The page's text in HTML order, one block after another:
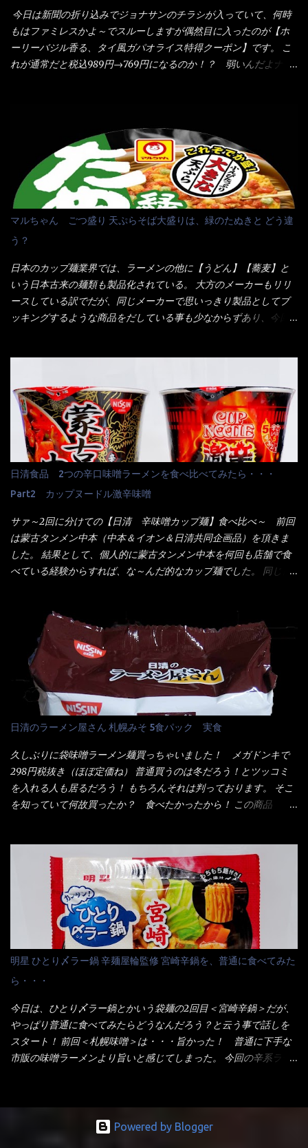
全体に馴染ませるために、箸で麺と具を持ち上げて・・・ ええや
ないかぁ～ モヤシが黒豆モヤシだから細身で熱を加えてもへた
りづらい！（緑豆モヤシだと太くて熱加えるとダラーっとなるん
だよ） それに細ストレート麺とモヤシが良いバランスで・・・
韮の緑と卵の黄色も相まって・・・映える...
みたら、これが凄くうまくすくえるんだよねぇ～（このスプーン
当たりだね） 今回新作のグラタンを頂きましたが、まずまずの美
味しさとダイソーのカレースプーンの。すくい上げ力の良さを再
度認識できました。
今日は新聞の折り込みでジョナサンのチラシが入っていて、何時
もはファミレスかよ～でスルーしますが偶然目に入ったのが【ホ
ーリーバジル香る、タイ風ガパオライス特得クーポン】です。 こ
れが通常だと税込989円→769円になるのか！？ 弱いんだよナァ
に行っても同じメニュー同じ味のファミレスには行きません。 最
近は、ステーキガストに試しに行ったぐらいです。（肉が喰いた
くて） しかし最近のファミレスは合理化が進み、店員さんもフロ
ア担当は2人程度しか居ないんだよねぇ～ それに注文はタッチパ
ネル！！ 凄いよなぁ～ 20年位前は、フロア担当だけでも5人は
居たと思うけど・・・ 判らず店員さんを呼ぶピンポンを・・・ク
ーポンなんだけどと伝えると、丁寧にタッチパネルで～と教えて
くれたが、何故かタッチパネルがクーポンを受け付けない！！ 店
員さんも、アレー？といいながら私が受け付けますので・・・と
消えていった。 タッチパネルのやつ、安いのは嫌うんだな！？こ
のヤロー！ 待つ事暫し・・・10分は越えたと思うけど・・・出て
来ました。 こちらが本日のサラメシ【ホーリーバジル香る、タイ
く行きましたねぇ～ だからタイ料理屋さんには、辛味剤・酢・ナ
いた）が料理に必ず付いてきたものです。 でも流石にファミレ
スでは・・・それは無いね！残念だ～ 今回はすかいらーくグルー
プで、タイ料理をどの様に再現して提供しているか？を見るだけ
だなぁ～ 因みにガパオ＝ホーリーバジルなのです。 肉は通常チ
キンが多く豚や牛もあります。 肉は挽肉みたいなミンチではな
く、粗挽きの肉になるんです。 それに現地バンコクでは、卵は固
焼きが本来です。 今回はほぼ全熟の目玉焼きで、これは日本風
オタイなのと比べれば薄め？ やっぱり調味料の【スパイスガール
ズ】が必要だナァ～ 笑 私は、ブリッキーヌの粉末をよく掛け辛
く...
マルちゃん ごつ盛り 天ぷらそば大盛りは、緑のたぬきと どう違
う？
日本のカップ麺業界では、ラーメンの他に【うどん】【蕎麦】と
いう日本古来の麺類も製品化されている。 大方のメーカーもリリ
ースしている訳でだが、同じメーカーで思いっきり製品としてブ
ッキングするような商品をだしている事も少なからずあり、今回
ている訳で何故に敢えて本商品をリリースするの？ 確かに販売価
格は、緑のたぬきの実売は108円位で、ごつ盛り天ぷらそばは98円
でした。 殆ど変わらないじゃないか！？ そこで何が違うか・・・
メーカーHPから情報を得てみた。 ■原材料 比較（相手に含まれ
て居ない物質を赤色） ☆緑のたぬき 油揚げめん(小麦粉(国内製
造)、そば粉、植物油脂、植物性たん白、食塩、とろろ芋、卵白)、
かやく(小えびてんぷら、 かまぼこ )、添付調味料(砂糖、食塩、し
ょうゆ、魚介エキス、たん白加水分解物、香辛料、ねぎ、香味油
脂)／加工でん粉、調味料(アミノ酸等)、炭酸カルシウム、カラメ
ル色素、リン酸塩(Na)、増粘多糖類、レシチン、酸化防止剤(ビタ
ミンE)、クチナシ色素、ベニコウジ色素、香料、ビタミンB2、ビ
タミンB1、香辛料抽出物、 カロチン色素 、(一部にえび・小麦・
油脂、植物性たん白、食塩、とろろ芋、卵白)、かやく(小えびてん
ぷら)、添付調味料(砂糖、食塩、しょうゆ、魚介エキス、たん白加
水分解物、ねぎ、香辛料、 植物油 、香味油脂)／加工でん粉、調味
料(アミノ酸等)、炭酸カルシウム、カラメル色素、リン酸塩
(Na)、増粘多糖類、レシチン、酸化防止剤(ビタミンE)、クチナシ
色素、香料、ベニコウジ色素、ビタミンB2、ビタミンB1、香辛料
抽出物、(一部にえび・小麦・そば・卵・ さば ・大豆・豚肉・やま
いも・ゼラチンを含む) 材料から見れば、緑のたぬきの方が蒲鉾が
入っている！ あの半円形のヤツね！ それとカロチン色素・・・
さば！？ さばって鯖か？？ サバ読んでないか？？ ■カロリー
比較 緑のたぬき ...
日清食品 2つの辛口味噌ラーメンを食べ比べてみたら・・・
Part2 カップヌードル激辛味噌
サァ～2回に分けての【日清 辛味噌カップ麺】食べ比べ～ 前回
は蒙古タンメン中本（中本＆イオン＆日清共同企画品）を頂きま
した。 結果として、個人的に蒙古タンメン中本を何回も店舗で食
べている経験からすれば、な～んだ的なカップ麺でした。 同じ日
いつきました。 見た目は、炎のシルエットが辛さを醸し出してい
る・・・ でもパッケージに惑わされてはいけない！！ 私はペ
ヤングの【獄激辛焼きそば】を完食した漢だ。 その後の獄激辛カ
レーもな！ 今回、カップヌードル激辛味噌はカップに敢えて辛
さレベルが記載されている。 それはレベル5！ 日清としては最上
位の辛さと云っている訳だ。 昨年モデルも食べてはいるけど、1年
も経つと記憶の彼方に・・・いや歳だから記憶力が、どうのこう
のではない。 記憶に残るだけのインパクトに欠けている商品と
云う事（当時） 開封すると・・・ 小袋なんてありゃしない！ カ
ップヌードルは基本蓋開けて、熱湯を注ぐだけで出来る！それが
デビュー時からの最大のポイント。 だから粉末スープの具も全
部カップの中でカオス状態。 これ特に縦型Bigカップだと、スー
りました～ 熱湯によりカップ内に対流が起こり、表層が泡立っ
ている～ 隣に用意したのが、ホワイトカップ丼型です。 こちら
へ内容物を全て移すのと同時に、スープも満遍なく全体に行き渡
させる。 箸で麺から移動させ、具とスープは最後に移すとこうな
りました。 良い感じではないか！ やはり一部粉末スープが縦型
カップの壁面に残っていたので、ぜーんぶ箸等で落としてホワイ
トカップへ。 まずは麺を見ると、カップヌードルとしては太く平
打ちで縮れてます。 ■蒙古タンメン中本の麺 蒙古タンメンの方
は、やはり太く平打ちですが麺の厚みがあるような・・・ 食感
は、どちらも柔らかいと感じは同じ。 湯に戻りやすい特性が強
いのね。 箸で持ち上げた状態は・・・ ■カップヌードル激辛味噌 ■
蒙古タンメン中本カップ どちらも箸で持ち上げた感じは、重
い！ そう湯を吸って伸びたような麺と云っていいかもしれな
い。 多分麺は、厚みとストレートか...
日清のラーメン屋さん 札幌みそ 5食パック 実食
久しぶりに袋味噌ラーメン麺買っちゃいました！ メガドンキで
298円税抜き（ほぼ定価ね） 普通買うのは冬だろう！とツッコミ
を入れる人も居るだろう！ もちろんそれは判っております。 そこ
を知っていて何故買ったか？ 食べたかったから！ この商品
てみないといけないじゃん！（知るのが遅い） リニューアル前の
は食べた事あるのよ！でもここ数年は、カップ麺の方が話題性も
品揃えも上じゃん！ だって話題性の無いのを食べても・・・しょ
うが無いじゃん！ 日本で話題性が無いのに、外国の人には尚更ね
ぇ～ 袋麺と云えば【サッポロ一番】と云われる程だが、10年位前
に革新的な袋麺が出た！ それは『マルちゃん正麺』と云われる商
品！！ 生麺感覚～と大御所俳優の役所広司を起用したCMで一躍
有名になりTOPに・・・その後ライバルとして日清から【ラ王】
がリリース！つまり今回の【日清のラーメン屋さん】は、袋麺と
しては廉価版のポジション・・・ 事実ラ王は、HPでは別扱い！
本品なんか出前一丁などと一緒くたの扱い。 袋麺はスープは粉末
スープが主流でしょう！？だから味は・・・イマイチ（小生感
覚）と云うのが評価です。 正直現在のインスタント麺では、最先
ヨ～ でも熊が＼買ってね！／と泣いているから・・・買いまし
た。 それじゃ～食べましょうか！ トッピングは生憎とモヤシの
明星 ひとり〆ラー鍋 辛麺屋輪監修 宮崎辛鍋を、普通に食べてみた
ら・・・
今日は、ひとり〆ラー鍋とかいう袋麺の2回目＜宮崎辛鍋＞だが、
やっぱり普通に食べてみたらどうなんだろう？と云う事で話しを
スタート！ 前回＜札幌味噌＞は・・・旨かった！ 普通に下手な
市販の味噌ラーメンより旨いと感じてしまった。 今回の辛系ラー
おひとり用鍋の素です。辛麺屋輪をイメージした唐辛子の辛みと
旨みが染み出たスープに鍋によく合う麺が付いて〆まで楽しめま
Powered by Blogger